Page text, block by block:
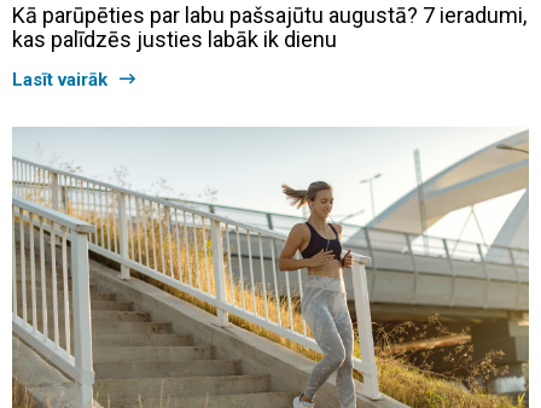
Kā parūpēties par labu pašsajūtu augustā? 7 ieradumi,
kas palīdzēs justies labāk ik dienu
Lasīt vairāk